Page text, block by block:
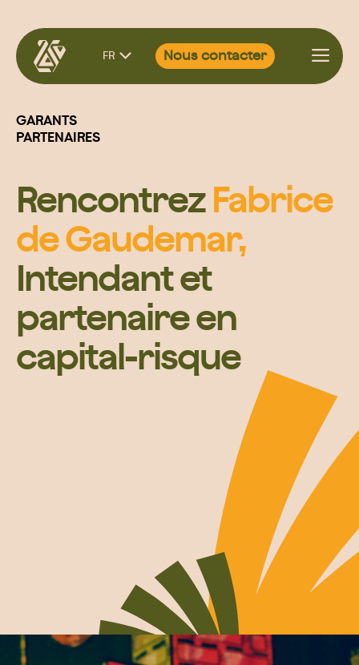
Aller
contenu
Nous contacter
FR
GARANTS
PARTENAIRES
Rencontrez Fabrice
de Gaudemar,
Intendant et
partenaire en
capital-risque